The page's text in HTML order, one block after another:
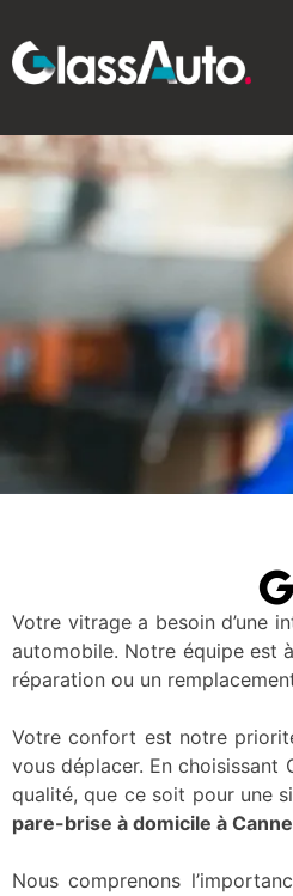
Votre vitrage a besoin d’une
automobile. Notre équipe est
réparation ou un
Votre confort est notre
vous déplacer. En
qualité, que ce soit pour une
pare-brise à domicile à
Nous comprenons